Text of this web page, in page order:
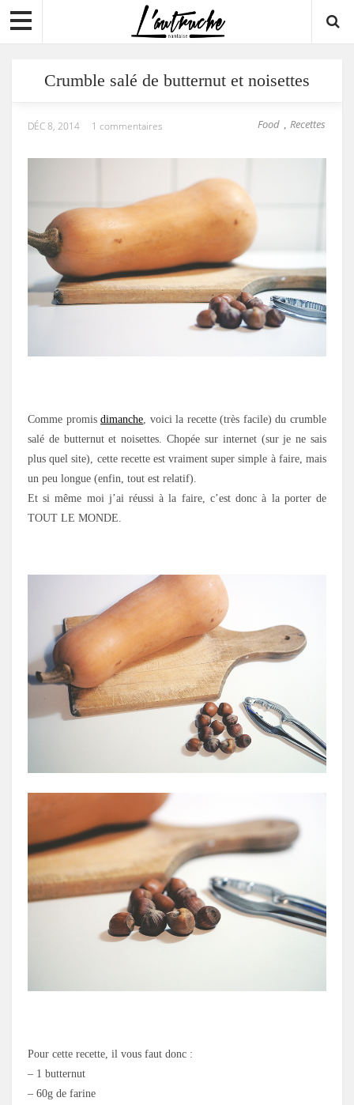
Crumble salé de butternut et noisettes
Food , Recettes
DÉC 8, 2014 1 commentaires
Comme promisdimanche, voici la recette (très facile) du crumble
salé de butternut et noisettes. Chopée sur internet (sur je ne sais
plus quel site), cette recette est vraiment super simple à faire, mais
un peu longue (enfin, tout est relatif).
Et si même moi j’ai réussi à la faire, c’est donc à la porter de
TOUT LE MONDE.
Pour cette recette, il vous faut donc :
– 1 butternut
– 60g de farine